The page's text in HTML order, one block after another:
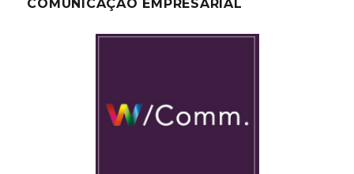
COMUNICAÇÃO EMPRESARIAL